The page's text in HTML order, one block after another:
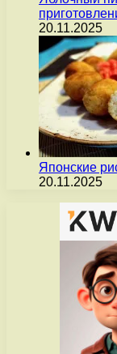
20.11.2025
Японские
20.11.2025